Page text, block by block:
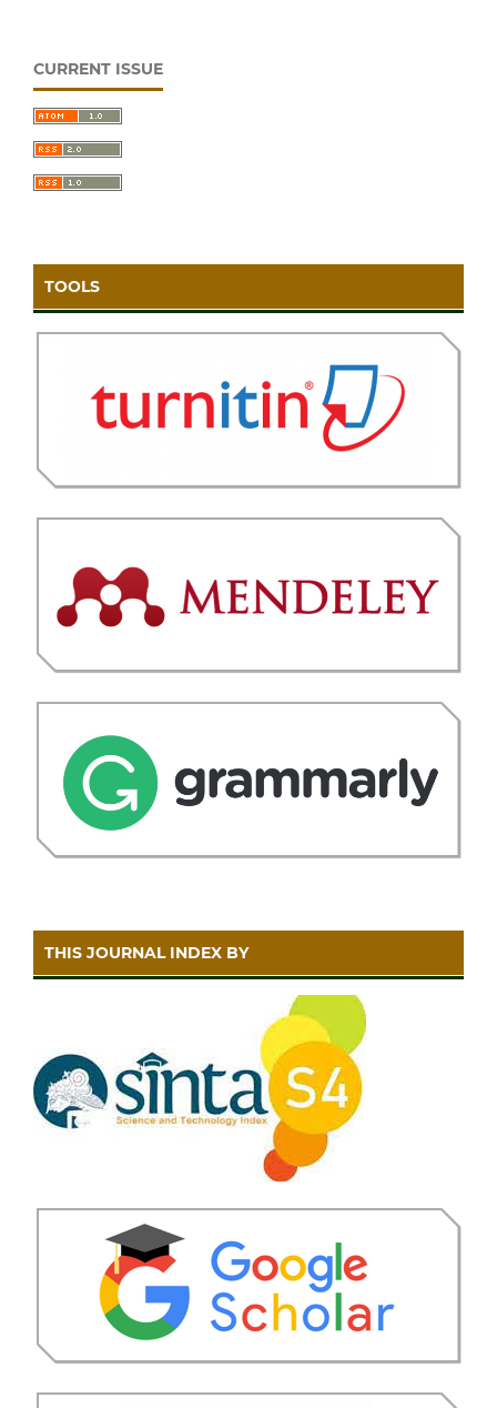
CURRENT ISSUE
TOOLS
THIS JOURNAL INDEX BY